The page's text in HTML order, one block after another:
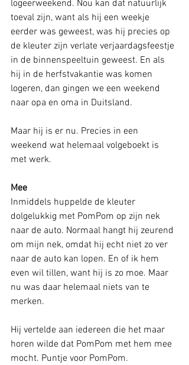
logeerweekend. Nou kan dat natuurlijk
toeval zijn, want als hij een weekje
eerder was geweest, was hij precies op
de kleuter zijn verlate verjaardagsfeestje
in de binnenspeeltuin geweest. En als
hij in de herfstvakantie was komen
logeren, dan gingen we een weekend
naar opa en oma in Duitsland.
Maar hij is er nu. Precies in een
weekend wat helemaal volgeboekt is
met werk.
Mee
Inmiddels huppelde de kleuter
dolgelukkig met PomPom op zijn nek
naar de auto. Normaal hangt hij zeurend
om mijn nek, omdat hij echt niet zo ver
naar de auto kan lopen. En of ik hem
even wil tillen, want hij is zo moe. Maar
nu was daar helemaal niets van te
merken.
Hij vertelde aan iedereen die het maar
horen wilde dat PomPom met hem mee
mocht. Puntje voor PomPom.